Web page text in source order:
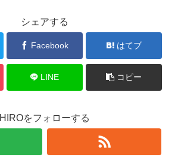
シェアする
Facebook はてブ
LINE コピー
HIROをフォローする